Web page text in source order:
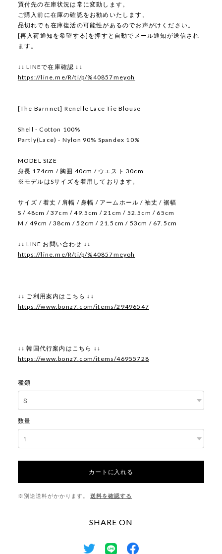
買付先の在庫状況は常に変動します。
ご購入前に在庫の確認をお勧めいたします。
品切れでも在庫復活の可能性があるのでお声がけください。
[再入荷通知を希望する]を押すと自動でメール通知が送信され
ます。
↓↓ LINEで在庫確認 ↓↓
https://line.me/R/ti/p/%40857meyoh
[The Barnnet] Renelle Lace Tie Blouse
Shell - Cotton 100%
Partly(Lace) - Nylon 90% Spandex 10%
MODEL SIZE
身長 174cm / 胸囲 40cm / ウエスト 30cm
※モデルはSサイズを着用しております。
サイズ / 着丈 / 肩幅 / 身幅 / アームホール / 袖丈 / 裾幅
S / 48cm / 37cm / 49.5cm / 21cm / 52.5cm / 65cm
M / 49cm / 38cm / 52cm / 21.5cm / 53cm / 67.5cm
↓↓ LINE お問い合わせ ↓↓
https://line.me/R/ti/p/%40857meyoh
↓↓ ご利用案内はこちら ↓↓
https://www.bonz7.com/items/29496547
↓↓ 韓国代行案内はこちら ↓↓
https://www.bonz7.com/items/46955728
種類
数量
カートに入れる
※別途送料がかかります。 送料を確認する
SHARE ON